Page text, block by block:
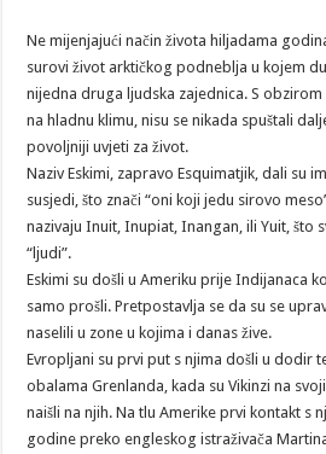
Ne mijenjajući način života hiljadama
surovi život arktičkog podneblja u kojem
nijedna druga ljudska zajednica. S obzirom
na hladnu klimu, nisu se nikada spuštali
povoljniji uvjeti za život.
Naziv Eskimi, zapravo Esquimatjik, dali su
susjedi, što znači “oni koji jedu sirovo
nazivaju Inuit, Inupiat, Inangan, ili Yuit, što
“ljudi”.
Eskimi su došli u Ameriku prije Indijanaca
samo prošli. Pretpostavlja se da su se
naselili u zone u kojima i danas žive.
Evropljani su prvi put s njima došli u dodir
obalama Grenlanda, kada su Vikinzi na
naišli na njih. Na tlu Amerike prvi kontakt s
godine preko engleskog istraživača